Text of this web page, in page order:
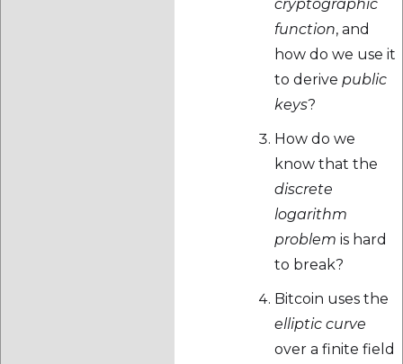
cryptographic
function, and
how do we use it
to derive public
keys?
How do we
know that the
discrete
logarithm
problem is hard
to break?
Bitcoin uses the
elliptic curve
over a finite field